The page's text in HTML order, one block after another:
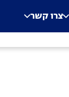
צרו קשר